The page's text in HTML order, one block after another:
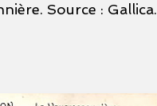
Source : Gallica.